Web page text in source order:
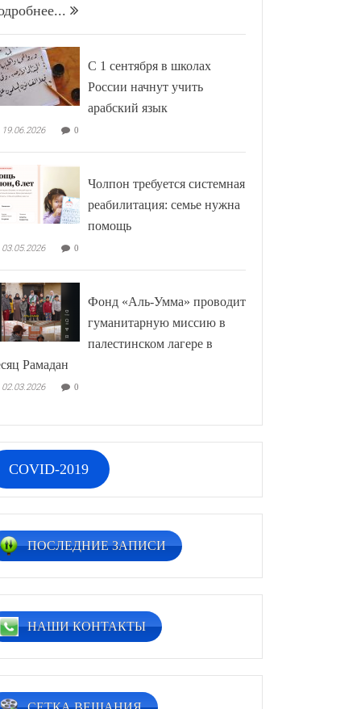
С 1 сентября в школах
России начнут учить
арабский язык
19.06.2026 0
Чолпон требуется системная
реабилитация: семье нужна
помощь
03.05.2026 0
Фонд «Аль-Умма» проводит
гуманитарную миссию в
палестинском лагере в
Рамадан
02.03.2026 0
COVID-2019
ПОСЛЕДНИЕ ЗАПИСИ
НАШИ КОНТАКТЫ